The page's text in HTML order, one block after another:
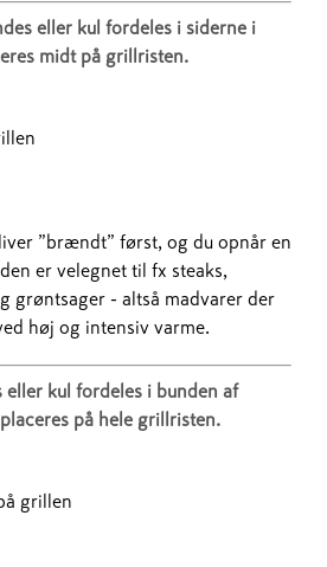
eller kul fordeles i siderne i
midt på grillristen.
”brændt” først, og du opnår en
er velegnet til fx steaks,
grøntsager - altså madvarer der
høj og intensiv varme.
kul fordeles i bunden af
på hele grillristen.